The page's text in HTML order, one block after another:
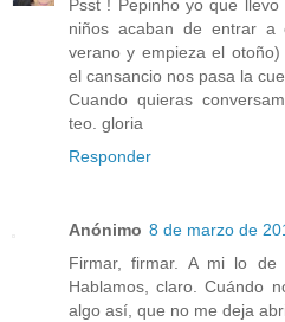
Psst ! Pepinho yo que
niños acaban de entrar a
verano y empieza el
el cansancio nos pasa la
Cuando quieras
teo. gloria
Responder
Anónimo 8 de marzo de
Firmar, firmar. A mi lo de
Hablamos, claro. Cuándo
algo así, que no me deja